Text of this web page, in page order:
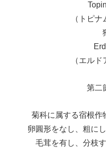
（トピナ
（エルド
第
菊科に属する宿根作
卵圓形をなし、粗に
毛茸を有し、分枝